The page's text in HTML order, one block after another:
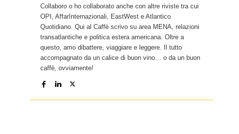
Collaboro o ho collaborato anche con altre riviste tra cui
OPI, AffarInternazionali, EastWest e Atlantico
Quotidiano. Qui al Caffè scrivo su area MENA, relazioni
transatlantiche e politica estera americana. Oltre a
questo, amo dibattere, viaggiare e leggere. Il tutto
accompagnato da un calice di buon vino… o da un buon
caffè, ovviamente!